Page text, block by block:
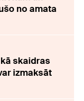
no amata
skaidras
izmaksāt